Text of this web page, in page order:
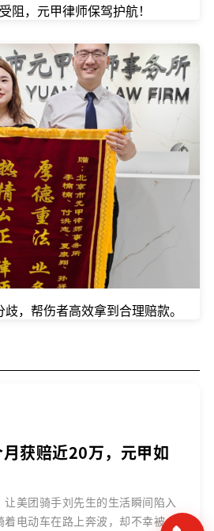
阻，元甲律师保驾护航！
，帮伤者高效拿到合理赔款。
获赔近20万，元甲如
美团骑手刘先生的生活瞬间陷入
电动车在路上奔波，却不幸被一